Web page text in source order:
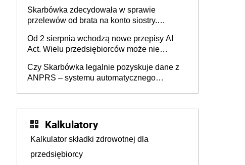
Skarbówka zdecydowała w sprawie
przelewów od brata na konto siostry.
darowizna, ale podatku jednak nie będzie
Od 2 sierpnia wchodzą nowe przepisy AI
Act. Wielu przedsiębiorców może nie
Czy Skarbówka legalnie pozyskuje dane z
ANPRS – systemu automatycznego
Kalkulatory
Kalkulator składki zdrowotnej dla
przedsiębiorcy